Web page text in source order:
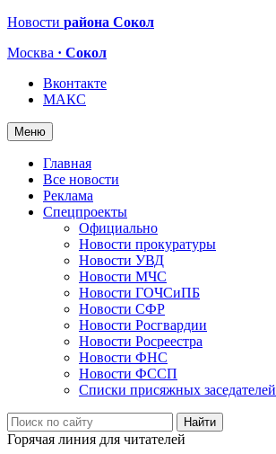
Новости района Сокол
Москва · Сокол
Вконтакте
МАКС
Меню
Главная
Все новости
Реклама
Спецпроекты
Официально
Новости прокуратуры
Новости УВД
Новости МЧС
Новости ГОЧСиПБ
Новости СФР
Новости Росгвардии
Новости Росреестра
Новости ФНС
Новости ФССП
Списки присяжных заседателей
Горячая линия для читателей